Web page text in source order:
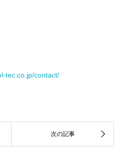
tec.co.jp/contact/